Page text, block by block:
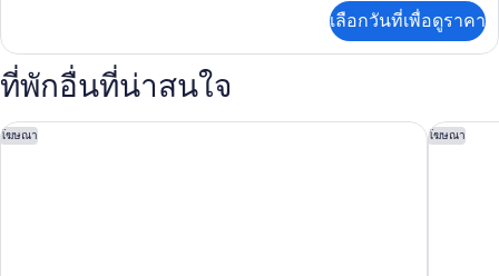
เกี่ยว
กับ
Deluxe
Queen
Beds
เลือกวันที่เพื่อดูราคา
ที่พักอื่นที่น่าสนใจ
โฆษณา
โรงแรมวอลสตรีท โฆษณา
เดอะ ล